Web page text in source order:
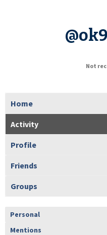
Not
Home
Activity
Profile
Friends
Groups
Personal
Mentions